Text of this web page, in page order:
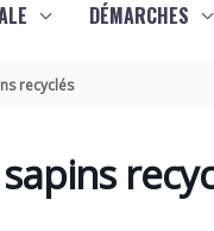
DÉMARCHES
recyclés